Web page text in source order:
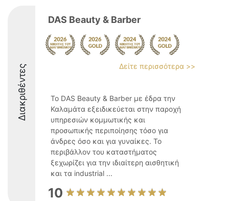
Διακριθέντες
DAS Beauty & Barber
Δείτε περισσότερα >>
Το DAS Beauty & Barber με έδρα την
Καλαμάτα εξειδικεύεται στην παροχή
υπηρεσιών κομμωτικής και
προσωπικής περιποίησης τόσο για
άνδρες όσο και για γυναίκες. Το
περιβάλλον του καταστήματος
ξεχωρίζει για την ιδιαίτερη αισθητική
και τα industrial ...
10